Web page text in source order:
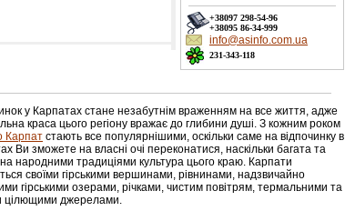
+38097 298-54-96
+38095 86-34-999
info@asinfo.com.ua
231-343-118
у Карпатах стане незабутнім враженням на все життя, адже
краса цього регіону вражає до глибини душі. З кожним роком
Карпат стають все популярнішими, оскільки саме на відпочинку в
Ви зможете на власні очі переконатися, наскільки багата та
народними традиціями культура цього краю. Карпати
своїми гірськими вершинами, рівнинами, надзвичайно
гірськими озерами, річками, чистим повітрям, термальними та
цілющими джерелами.